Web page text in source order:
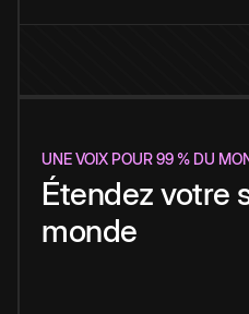
UNE VOIX POUR 99 % DU
Étendez votre
monde